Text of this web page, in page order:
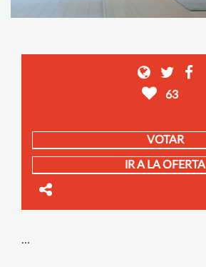
63
VOTAR
IR A LA OFERTA
...